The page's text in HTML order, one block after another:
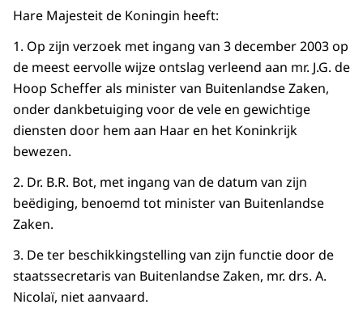
Hare Majesteit de Koningin heeft:
1. Op zijn verzoek met ingang van 3 december 2003 op
de meest eervolle wijze ontslag verleend aan mr. J.G. de
Hoop Scheffer als minister van Buitenlandse Zaken,
onder dankbetuiging voor de vele en gewichtige
diensten door hem aan Haar en het Koninkrijk
bewezen.
2. Dr. B.R. Bot, met ingang van de datum van zijn
beëdiging, benoemd tot minister van Buitenlandse
Zaken.
3. De ter beschikkingstelling van zijn functie door de
staatssecretaris van Buitenlandse Zaken, mr. drs. A.
Nicolaï, niet aanvaard.